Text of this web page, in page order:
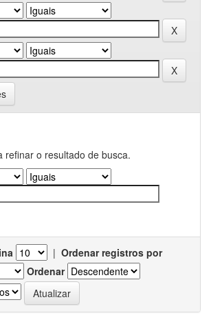
refinar o resultado de busca.
| Ordenar registros por
Ordenar